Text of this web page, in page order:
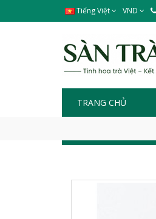
Tiếng Việt VND
TRANG CHỦ